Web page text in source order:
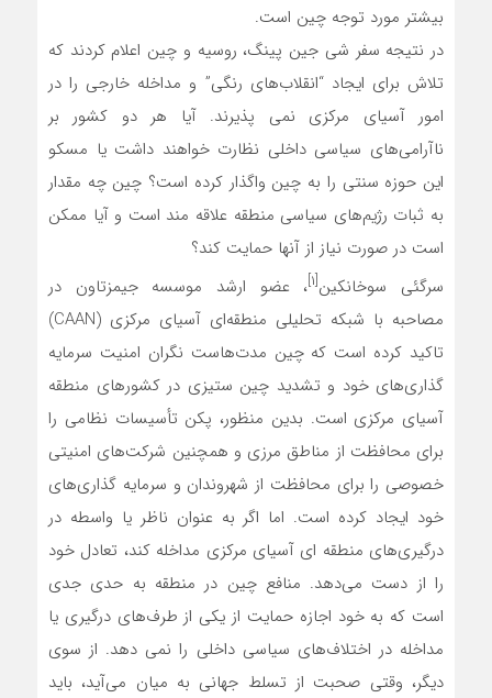
بیشتر مورد توجه چین است.
در نتیجه سفر شی جین پینگ، روسیه و چین اعلام کردند که
تلاش برای ایجاد “انقلاب‌های رنگی” و مداخله خارجی را در
امور آسیای مرکزی نمی پذیرند. آیا هر دو کشور بر
ناآرامی‌های سیاسی داخلی نظارت خواهند داشت یا مسکو
این حوزه سنتی را به چین واگذار کرده است؟ چین چه مقدار
به ثبات رژیم‌های سیاسی منطقه علاقه مند است و آیا ممکن
است در صورت نیاز از آنها حمایت کند؟
سرگئی سوخانکین[۱] ، عضو ارشد موسسه جیمزتاون در
مصاحبه با شبکه تحلیلی منطقه‌ای آسیای مرکزی (CAAN)
تاکید کرده است که چین مدت‌هاست نگران امنیت سرمایه
گذاری‌های خود و تشدید چین ستیزی در کشورهای منطقه
آسیای مرکزی است. بدین منظور، پکن تأسیسات نظامی را
برای محافظت از مناطق مرزی و همچنین شرکت‌های امنیتی
خصوصی را برای محافظت از شهروندان و سرمایه گذاری‌های
خود ایجاد کرده است. اما اگر به عنوان ناظر یا واسطه در
درگیری‌های منطقه ای آسیای مرکزی مداخله کند، تعادل خود
را از دست می‌دهد. منافع چین در منطقه به حدی جدی
است که به خود اجازه حمایت از یکی از طرف‌های درگیری یا
مداخله در اختلاف‌های سیاسی داخلی را نمی دهد. از سوی
دیگر، وقتی صحبت از تسلط جهانی به میان می‌آید، باید